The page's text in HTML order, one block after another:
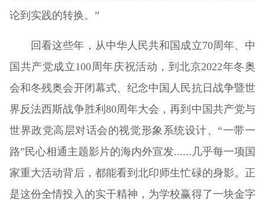
论到实践的转换。”
回看这些年，从中华人民共和国成立70周年、中
国共产党成立100周年庆祝活动，到北京2022年冬奥
会和冬残奥会开闭幕式、纪念中国人民抗日战争暨世
界反法西斯战争胜利80周年大会，再到中国共产党与
世界政党高层对话会的视觉形象系统设计、“一带一
路”民心相通主题影片的海内外宣发......几乎每一项国
家重大活动背后，都能看到北印师生忙碌的身影。正
是这份全情投入的实干精神，为学校赢得了一块金字